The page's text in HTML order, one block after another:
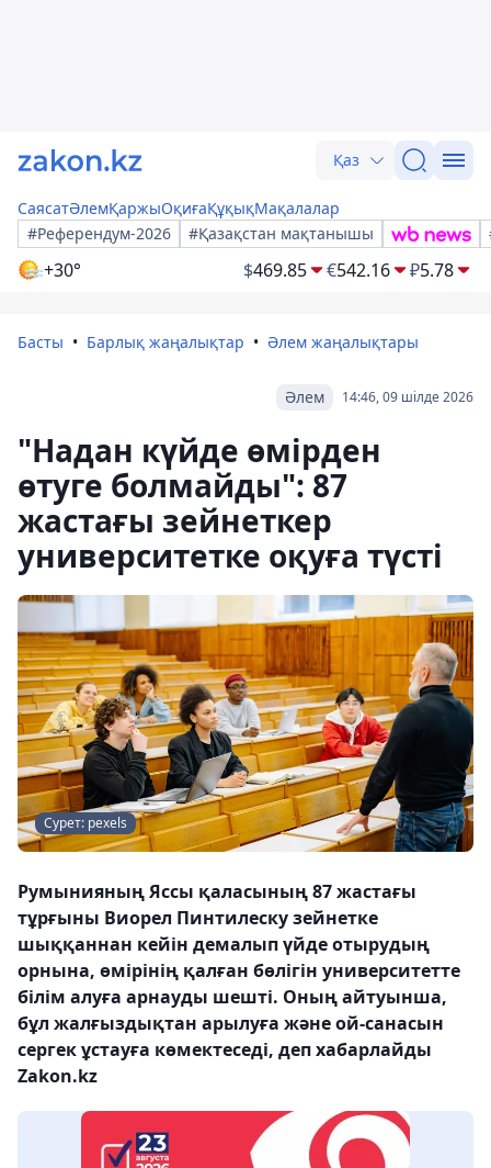
Қаз
СаясатӘлемҚаржыОқиғаҚұқықМақалалар
#Референдум-2026
#Қазақстан мақтанышы
+30° $469.85 €542.16 ₽5.78
Басты Барлық жаңалықтар Әлем жаңалықтары
14:46, 09 шілде 2026
Әлем
"Надан күйде өмірден
өтуге болмайды": 87
жастағы зейнеткер
университетке оқуға түсті
Сурет: pexels
Румынияның Яссы қаласының 87 жастағы
тұрғыны Виорел Пинтилеску зейнетке
шыққаннан кейін демалып үйде отырудың
орнына, өмірінің қалған бөлігін университетте
білім алуға арнауды шешті. Оның айтуынша,
бұл жалғыздықтан арылуға және ой-санасын
сергек ұстауға көмектеседі, деп хабарлайды
Zakon.kz